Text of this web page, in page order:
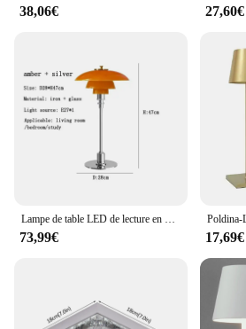
38,06€ 27,60€
Lampe de table LED de lecture en verre de designer danois, lampe de chevet haut de gamme, art simple argenté, nordique et moderne, salon et étude, décoration d'intérieur
73,99€ 17,69€